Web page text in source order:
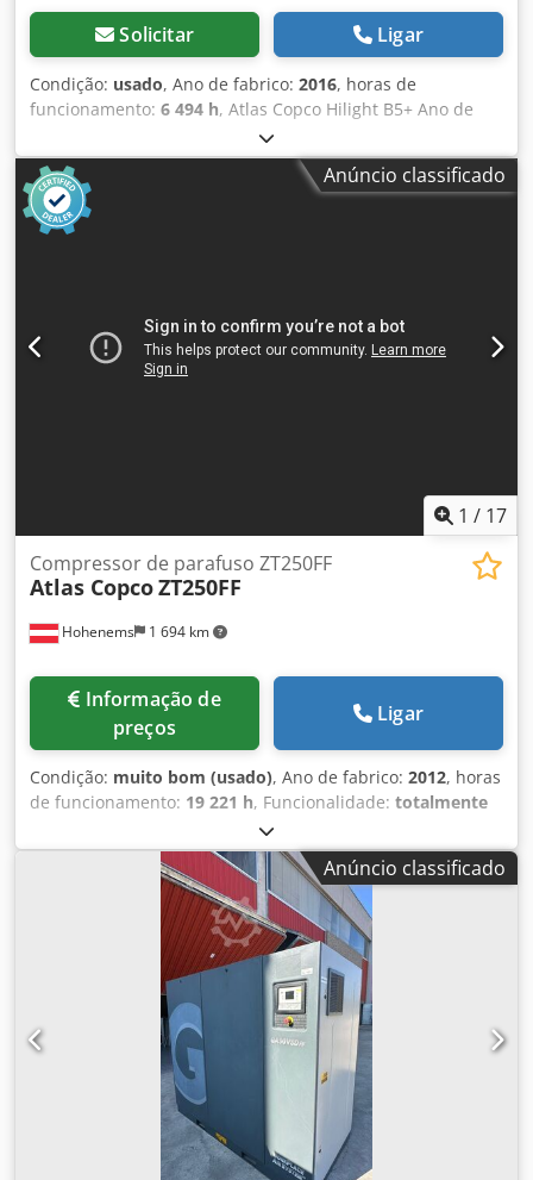
Solicitar Ligar
Condição: usado, Ano de fabrico: 2016, horas de
funcionamento: 6 494 h, Atlas Copco Hilight B5+ Ano de
fabricação: 2016 Horas de operação: 6.494 h Iluminação
LED: 4 × 350 W Cobertura de iluminação: até 5.000 m²
Peso: 981 kg Crsdpfey R Atzsx Acnjf Anúncio classificado
1 / 17
Hohenems 1 694 km
Compressor de parafuso ZT250FF
Atlas CopcoZT250FF
preços
Ligar
Condição: muito bom (usado), Ano de fabrico: 2012, horas
de funcionamento: 19 221 h, Funcionalidade: totalmente
, Compressor de parafuso sem óleo ZT250FF
Secador integrado. 250 kW 10 bar Crjdpfx Acjzmdrbenef
42,31 m3/min Ano de fabricação: 2012 Horas de
funcionamento: 19.221
Anúncio classificado